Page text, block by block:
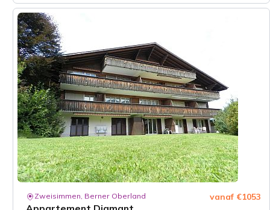
Zweisimmen, Berner Oberland vanaf €1053